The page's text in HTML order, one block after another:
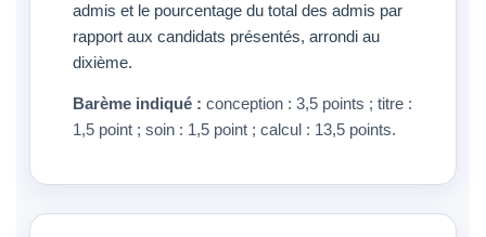
admis et le pourcentage du total des admis par
rapport aux candidats présentés, arrondi au
dixième.
Barème indiqué : conception : 3,5 points ; titre :
1,5 point ; soin : 1,5 point ; calcul : 13,5 points.